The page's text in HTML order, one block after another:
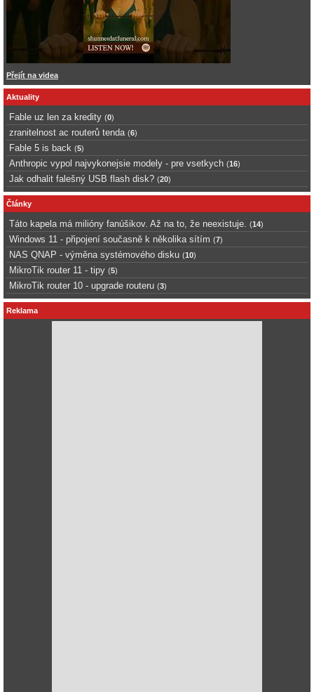
Přejít na videa
Aktuality
Fable uz len za kredity (0)
zranitelnost ac routerů tenda (6)
Fable 5 is back (5)
Anthropic vypol najvykonejsie modely - pre vsetkych (16)
Jak odhalit falešný USB flash disk? (20)
Články
Táto kapela má milióny fanúšikov. Až na to, že neexistuje. (14)
Windows 11 - připojení současně k několika sítím (7)
NAS QNAP - výměna systémového disku (10)
MikroTik router 11 - tipy (5)
MikroTik router 10 - upgrade routeru (3)
Reklama